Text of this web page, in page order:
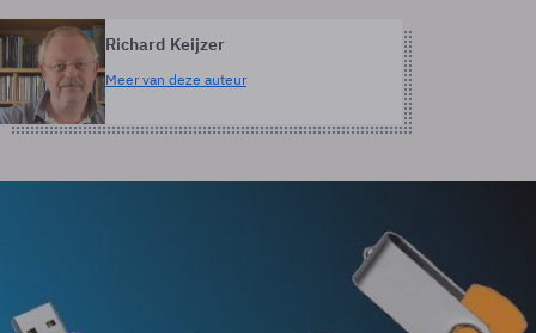
Richard Keijzer
Meer van deze auteur